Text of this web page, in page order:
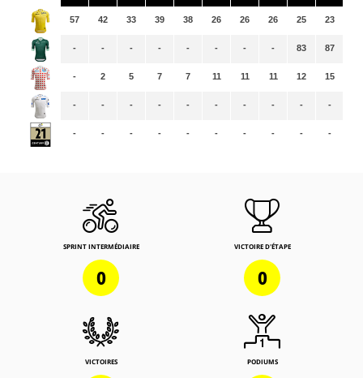
57
-
-
-
-
42
-
2
-
-
33
-
5
-
-
39
-
7
-
-
38
-
7
-
-
26
-
11
-
-
26
-
11
-
-
26
-
11
-
-
25
83
12
-
-
23
87
15
-
-
SPRINT INTERMÉDIAIRE
0
VICTOIRE D'ÉTAPE
0
VICTOIRES PODIUMS